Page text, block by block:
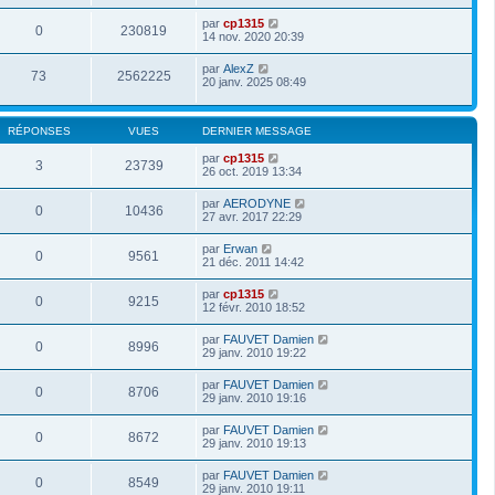
0 230819 par cp1315
14 nov. 2020 20:39
73 2562225 par AlexZ
20 janv. 2025 08:49
RÉPONSES VUES DERNIER MESSAGE
3 23739 par cp1315
26 oct. 2019 13:34
0 10436 par AERODYNE
27 avr. 2017 22:29
0 9561 par Erwan
21 déc. 2011 14:42
0 9215 par cp1315
12 févr. 2010 18:52
0 8996 par FAUVET Damien
29 janv. 2010 19:22
0 8706 par FAUVET Damien
29 janv. 2010 19:16
0 8672 par FAUVET Damien
29 janv. 2010 19:13
0 8549 par FAUVET Damien
29 janv. 2010 19:11